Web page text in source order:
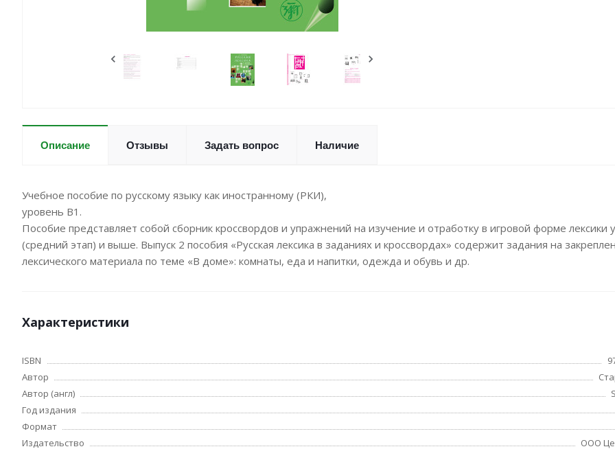
Описание Отзывы Задать вопрос Наличие
Учебное пособие по русскому языку как иностранному (РКИ),
уровень В1.
Пособие представляет собой сборник кроссвордов и упражнений на изучение и отработку в игровой форме лексики
(средний этап) и выше. Выпуск 2 пособия «Русская лексика в заданиях и кроссвордах» содержит задания на
лексического материала по теме «В доме»: комнаты, еда и напитки, одежда и обувь и др.
Характеристики
ISBN
Автор
Автор (англ)
Год издания
Формат
Издательство
ООО